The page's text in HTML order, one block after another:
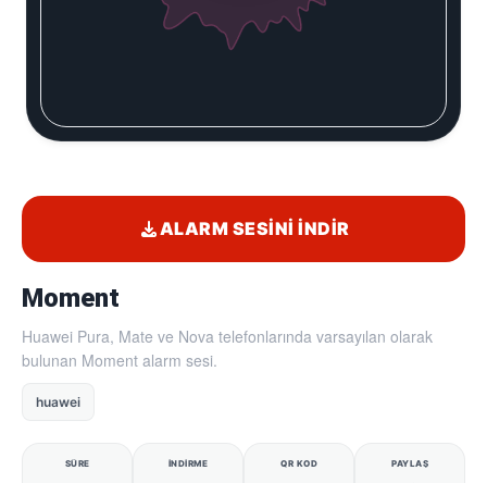
Moment
Huawei Pura, Mate ve Nova telefonlarında varsayılan olarak
bulunan Moment alarm sesi.
huawei
SÜRE İNDIRME QR KOD PAYLAŞ
ALARM SESINI İNDIR